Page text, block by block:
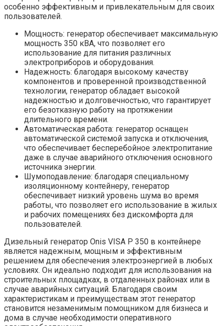
особенно эффективным и привлекательным для своих
пользователей.
Мощность: генератор обеспечивает максимальную
мощность 350 кВА, что позволяет его
использование для питания различных
электроприборов и оборудования.
Надежность: благодаря высокому качеству
компонентов и проверенной производственной
технологии, генератор обладает высокой
надежностью и долговечностью, что гарантирует
его безотказную работу на протяжении
длительного времени.
Автоматическая работа: генератор оснащен
автоматической системой запуска и отключения,
что обеспечивает бесперебойное электропитание
даже в случае аварийного отключения основного
источника энергии.
Шумоподавление: благодаря специальному
изоляционному контейнеру, генератор
обеспечивает низкий уровень шума во время
работы, что позволяет его использование в жилых
и рабочих помещениях без дискомфорта для
пользователей.
Дизельный генератор Onis VISA P 350 в контейнере
является надежным, мощным и эффективным
решением для обеспечения электроэнергией в любых
условиях. Он идеально подходит для использования на
строительных площадках, в отдаленных районах или в
случае аварийных ситуаций. Благодаря своим
характеристикам и преимуществам этот генератор
становится незаменимым помощником для бизнеса и
дома в случае необходимости оперативного